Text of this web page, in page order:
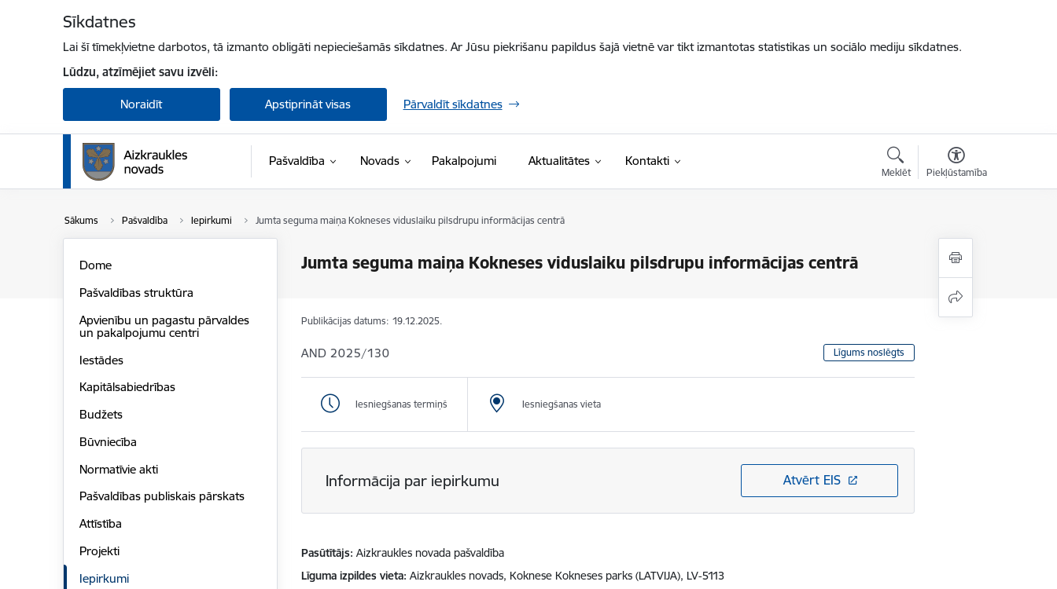
Sīkdatnes
Lai šī tīmekļvietne darbotos, tā izmanto obligāti nepieciešamās sīkdatnes. Ar Jūsu piekrišanu papildus šajā vietnē var tikt izmantotas statistikas un sociālo mediju sīkdatnes.
Lūdzu, atzīmējiet savu izvēli:
Noraidīt Apstiprināt visas Pārvaldīt sīkdatnes
Pašvaldība Novads Pakalpojumi Aktualitātes Kontakti
Meklēt Piekļūstamība
Sākums Pašvaldība Iepirkumi Jumta seguma maiņa Kokneses viduslaiku pilsdrupu informācijas centrā
Jumta seguma maiņa Kokneses viduslaiku pilsdrupu informācijas centrā
Dome
Pašvaldības struktūra
Apvienību un pagastu pārvaldes
un pakalpojumu centri
Iestādes
Kapitālsabiedrības
Budžets
Būvniecība
Normatīvie akti
Pašvaldības publiskais pārskats
Attīstība
Projekti
Iepirkumi
Publikācijas datums: 19.12.2025.
AND 2025/130 Līgums noslēgts
Iesniegšanas termiņš Iesniegšanas vieta
Informācija par iepirkumu Atvērt EIS
Pasūtītājs Aizkraukles novada pašvaldība
Līguma izpildes vieta Aizkraukles novads, Koknese Kokneses parks (LATVIJA), LV-5113